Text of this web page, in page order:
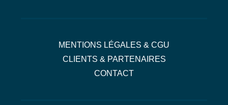
MENTIONS LÉGALES & CGU
CLIENTS & PARTENAIRES
CONTACT